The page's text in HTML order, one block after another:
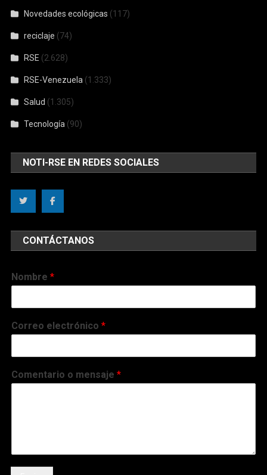
Novedades ecológicas (117)
reciclaje (74)
RSE (2.628)
RSE-Venezuela (1.333)
Salud (1.305)
Tecnología (90)
NOTI-RSE EN REDES SOCIALES
CONTÁCTANOS
Nombre*
Correo electrónico*
Comentario o mensaje*